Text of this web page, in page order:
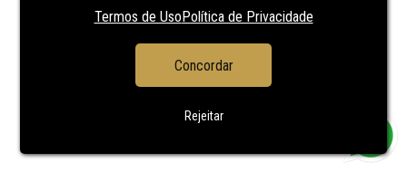
Termos de UsoPolítica de Privacidade
Concordar
Rejeitar